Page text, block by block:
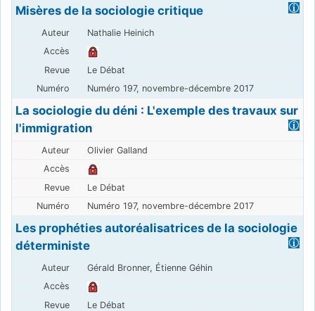
Misères de la sociologie critique
Nathalie Heinich
Le Débat
Numéro 197, novembre-décembre 2017
La sociologie du déni : L'exemple des travaux sur
l'immigration
Olivier Galland
Le Débat
Numéro 197, novembre-décembre 2017
Les prophéties autoréalisatrices de la sociologie
déterministe
Gérald Bronner, Étienne Géhin
Le Débat